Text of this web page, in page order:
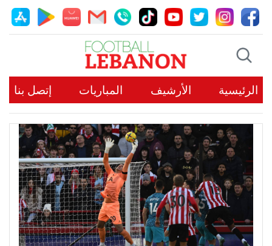
الرئيسية الأرشيف المباريات إتصل بنا